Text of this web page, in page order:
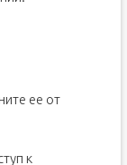
ее от
к